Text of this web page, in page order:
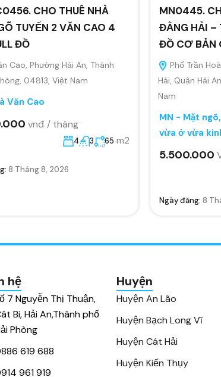
CHO THUÊ NHÀ
TUYẾN 2 VĂN CAO 4
ĐỒ
Cao, Phường Hải An, Thành
04813, Việt Nam
Văn Cao
vnđ / tháng
4 3 65 m2
8 Tháng 8, 2026
MN0445.
ĐẰNG HẢI –
ĐỒ CƠ BẢN
Phố Trần
Hải, Quận Hải
Nam
MN - Mặt
vừa ở vừa
5.500.000
Ngày đăng: 8
hệ
7 Nguyễn Thị Thuận,
Bi, Hải An,Thành phố
Phòng
619 688
961 919
Huyện
Huyện An Lão
Huyện Bạch Long Vĩ
Huyện Cát Hải
Huyện Kiến Thụy